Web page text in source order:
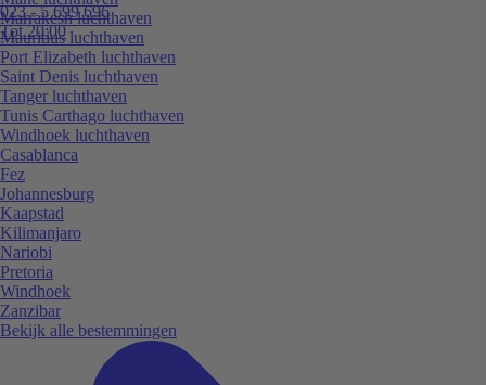
023 - 5 699 696
Tot 20:00
Marrakesh luchthaven
Mauritius luchthaven
Port Elizabeth luchthaven
Saint Denis luchthaven
Tanger luchthaven
Tunis Carthago luchthaven
Windhoek luchthaven
Casablanca
Fez
Johannesburg
Kaapstad
Kilimanjaro
Nariobi
Pretoria
Windhoek
Zanzibar
Bekijk alle bestemmingen